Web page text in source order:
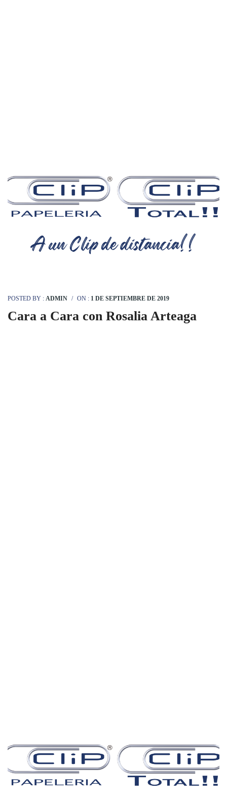
POSTED BY : ADMIN / ON : 1 DE SEPTIEMBRE DE 2019
Cara a Cara con Rosalia Arteaga